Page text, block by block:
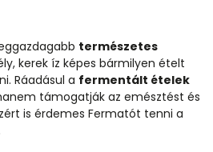
természetes
kerek íz képes bármilyen ételt
Ráadásul a fermentált ételek
támogatják az emésztést és
is érdemes Fermatót tenni a